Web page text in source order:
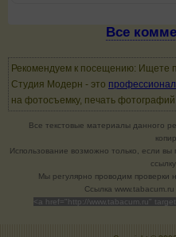
Все
Рекомендуем к посещению: Ищете
Студия Модерн - это
на фотосъемку, печать фотографий.
Все текстовые материалы данного
Использование возможно только, если
Мы регулярно проводим проверки
Cсылка www.tabacum.ru
<a href="http://www.tabacum.ru"